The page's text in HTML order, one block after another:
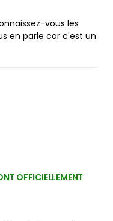
vous les
en parle car c'est un
OFFICIELLEMENT